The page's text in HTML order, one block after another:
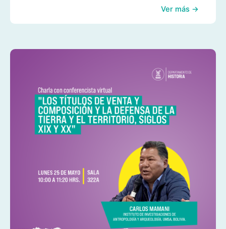
Ver más →